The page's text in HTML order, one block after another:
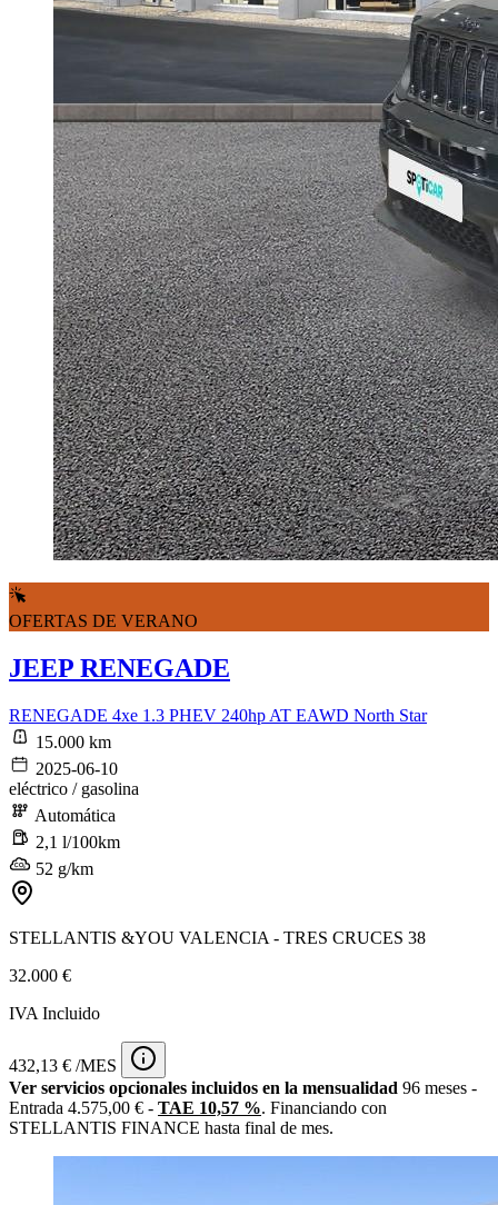
OFERTAS DE VERANO
JEEP RENEGADE
RENEGADE 4xe 1.3 PHEV 240hp AT EAWD North Star
15.000 km
2025-06-10
eléctrico / gasolina
Automática
2,1 l/100km
52 g/km
STELLANTIS &YOU VALENCIA - TRES CRUCES 38
32.000 €
IVA Incluido
432,13 € /MES
Ver servicios opcionales incluidos en la mensualidad 96 meses -
Entrada 4.575,00 € - TAE 10,57 %. Financiando con
STELLANTIS FINANCE hasta final de mes.